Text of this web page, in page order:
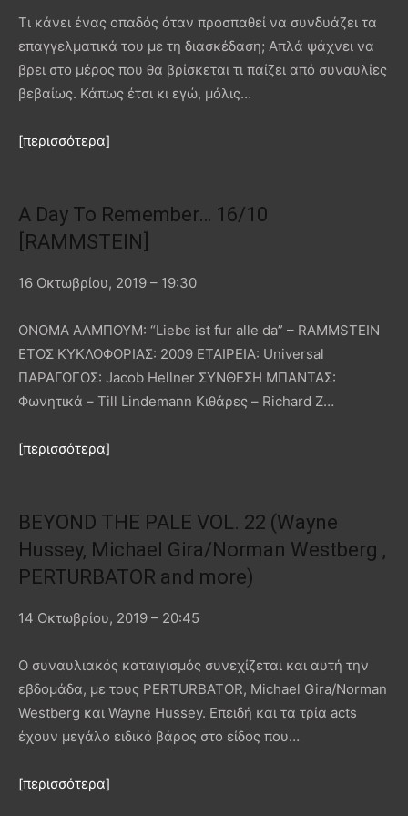
Τι κάνει ένας οπαδός όταν προσπαθεί να συνδυάζει τα
επαγγελματικά του με τη διασκέδαση; Απλά ψάχνει να
βρει στο μέρος που θα βρίσκεται τι παίζει από συναυλίες
βεβαίως. Κάπως έτσι κι εγώ, μόλις…
[περισσότερα]
A Day To Remember… 16/10
[RAMMSTEIN]
16 Οκτωβρίου, 2019 – 19:30
ΟΝΟΜΑ ΑΛΜΠΟΥΜ: “Liebe ist fur alle da” – RAMMSTEIN
ΕΤΟΣ ΚΥΚΛΟΦΟΡΙΑΣ: 2009 ΕΤΑΙΡΕΙΑ: Universal
ΠΑΡΑΓΩΓΟΣ: Jacob Hellner ΣΥΝΘΕΣΗ ΜΠΑΝΤΑΣ:
Φωνητικά – Till Lindemann Κιθάρες – Richard Z…
[περισσότερα]
BEYOND THE PALE VOL. 22 (Wayne
Hussey, Michael Gira/Norman Westberg ,
PERTURBATOR and more)
14 Οκτωβρίου, 2019 – 20:45
Ο συναυλιακός καταιγισμός συνεχίζεται και αυτή την
εβδομάδα, με τους PERTURBATOR, Michael Gira/Norman
Westberg και Wayne Hussey. Επειδή και τα τρία acts
έχουν μεγάλο ειδικό βάρος στο είδος που…
[περισσότερα]